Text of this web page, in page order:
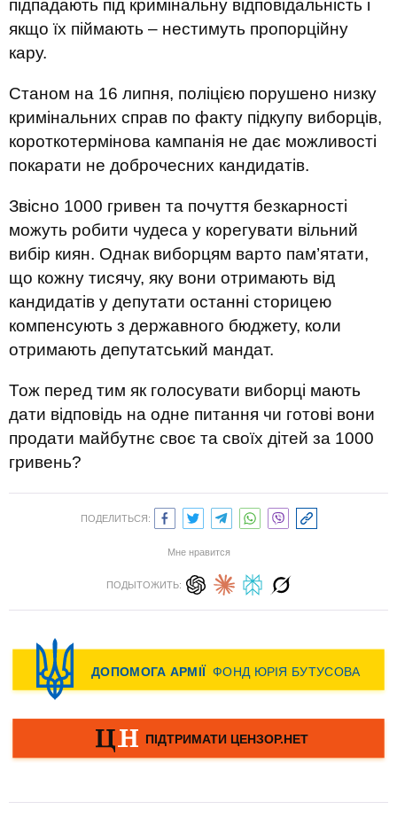
підпадають під кримінальну відповідальність і
якщо їх піймають – нестимуть пропорційну
кару.
Станом на 16 липня, поліцією порушено низку
кримінальних справ по факту підкупу виборців,
короткотермінова кампанія не дає можливості
покарати не доброчесних кандидатів.
Звісно 1000 гривен та почуття безкарності
можуть робити чудеса у корегувати вільний
вибір киян. Однак виборцям варто пам’ятати,
що кожну тисячу, яку вони отримають від
кандидатів у депутати останні сторицею
компенсують з державного бюджету, коли
отримають депутатський мандат.
Тож перед тим як голосувати виборці мають
дати відповідь на одне питання чи готові вони
продати майбутнє своє та своїх дітей за 1000
гривень?
ПОДЕЛИТЬСЯ:
Мне нравится
ПОДЫТОЖИТЬ: